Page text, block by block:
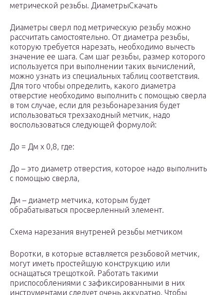
метрической резьбы. ДиаметрыСкачать
Диаметры сверл под метрическую резьбу можно
рассчитать самостоятельно. От диаметра резьбы,
которую требуется нарезать, необходимо вычесть
значение ее шага. Сам шаг резьбы, размер которого
используется при выполнении таких вычислений,
можно узнать из специальных таблиц соответствия.
Для того чтобы определить, какого диаметра
отверстие необходимо выполнить с помощью сверла
в том случае, если для резьбонарезания будет
использоваться трехзаходный метчик, надо
воспользоваться следующей формулой:
До = Дм х 0,8, где:
До – это диаметр отверстия, которое надо выполнить
с помощью сверла,
Дм – диаметр метчика, которым будет
обрабатываться просверленный элемент.
Схема нарезания внутреней резьбы метчиком
Воротки, в которые вставляется резьбовой метчик,
могут иметь простейшую конструкцию или
оснащаться трещоткой. Работать такими
приспособлениями с зафиксированными в них
инструментами следует очень аккуратно. Чтобы